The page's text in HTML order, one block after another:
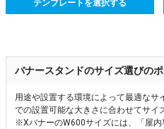
テンプレートを選択する
バナースタンドのサイズ選びの
用途や設置する環境によって最適な
での設置可能な大きさに合わせてサイ
※XバナーのW600サイズには、「屋内